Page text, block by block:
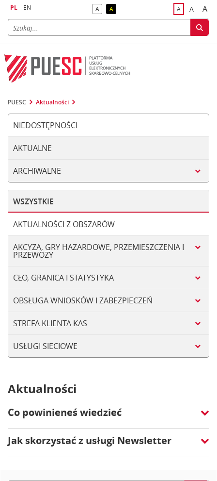
PL EN Akontrast domyślny
Akontrast żółty tekst na czarnym tle
Adomyślna
A A
PUESC Aktualności
NIEDOSTĘPNOŚCI
AKTUALNE
ARCHIWALNE
WSZYSTKIE
AKTUALNOŚCI Z OBSZARÓW
AKCYZA, GRY HAZARDOWE, PRZEMIESZCZENIA I
PRZEWOZY
CŁO, GRANICA I STATYSTYKA
OBSŁUGA WNIOSKÓW I ZABEZPIECZEŃ
STREFA KLIENTA KAS
USŁUGI SIECIOWE
Aktualności
Co powinieneś wiedzieć
Jak skorzystać z usługi Newsletter